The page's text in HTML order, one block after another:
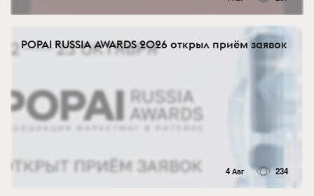
POPAI RUSSIA AWARDS 2026 открыл приём заявок
4 Авг 234